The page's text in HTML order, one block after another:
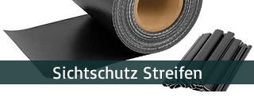
Sichtschutz Streifen